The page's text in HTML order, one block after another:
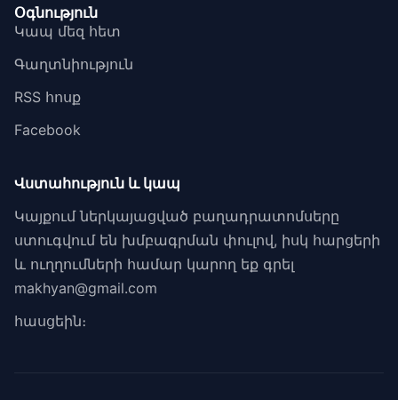
Օգնություն
Կապ մեզ հետ
Գաղտնիություն
RSS հոսք
Facebook
Վստահություն և կապ
Կայքում ներկայացված բաղադրատոմսերը
ստուգվում են խմբագրման փուլով, իսկ հարցերի
և ուղղումների համար կարող եք գրել
makhyan@gmail.com
հասցեին։